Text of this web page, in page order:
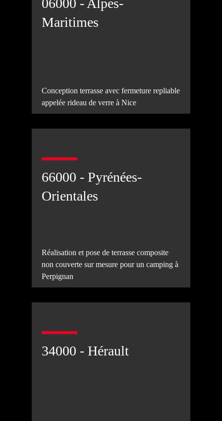
Maritimes
Conception terrasse avec fermeture repliable
appelée rideau de verre à Nice
66000 - Pyrénées-
Orientales
Réalisation et pose de terrasse composite
non couverte sur mesure pour un camping à
Perpignan
34000 - Hérault